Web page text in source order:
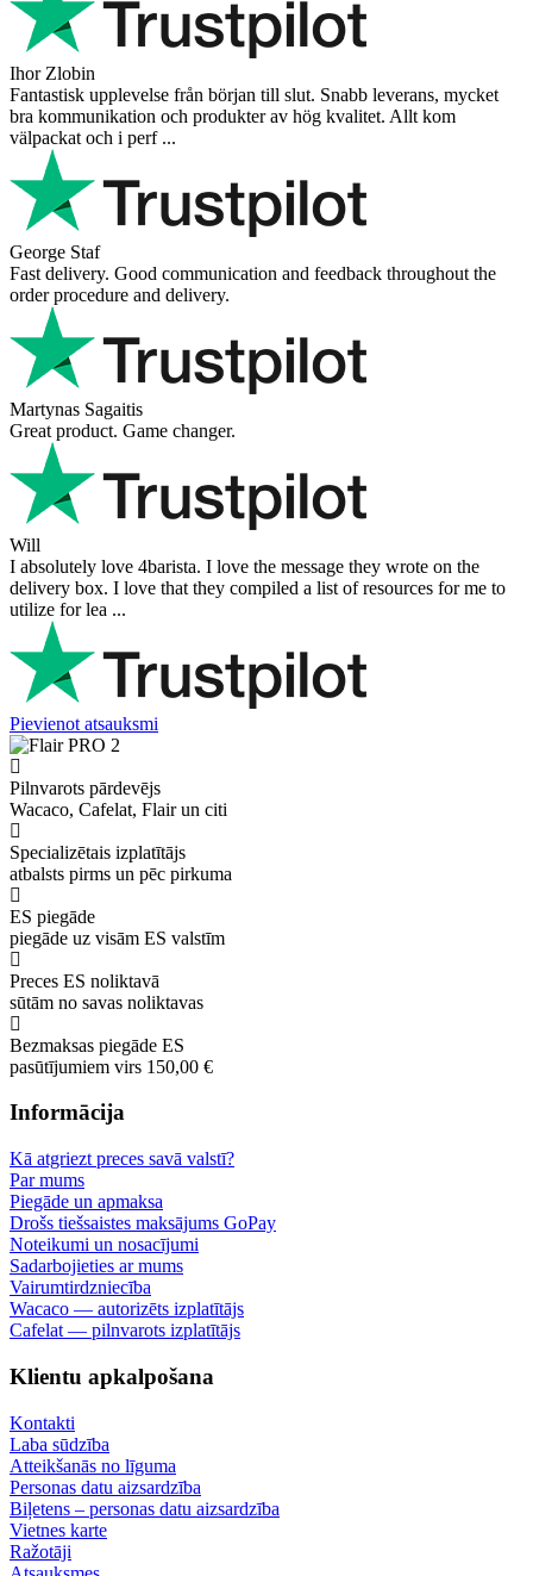
Ihor Zlobin
Fantastisk upplevelse från början till slut. Snabb leverans, mycket
bra kommunikation och produkter av hög kvalitet. Allt kom
välpackat och i perf ...
George Staf
Fast delivery. Good communication and feedback throughout the
order procedure and delivery.
Martynas Sagaitis
Great product. Game changer.
Will
I absolutely love 4barista. I love the message they wrote on the
delivery box. I love that they compiled a list of resources for me to
utilize for lea ...
Pievienot atsauksmi
Pilnvarots pārdevējs
Wacaco, Cafelat, Flair un citi
Specializētais izplatītājs
atbalsts pirms un pēc pirkuma
ES piegāde
piegāde uz visām ES valstīm
Preces ES noliktavā
sūtām no savas noliktavas
Bezmaksas piegāde ES
pasūtījumiem virs 150,00 €
Informācija
Kā atgriezt preces savā valstī?
Par mums
Piegāde un apmaksa
Drošs tiešsaistes maksājums GoPay
Noteikumi un nosacījumi
Sadarbojieties ar mums
Vairumtirdzniecība
Wacaco — autorizēts izplatītājs
Cafelat — pilnvarots izplatītājs
Klientu apkalpošana
Kontakti
Laba sūdzība
Atteikšanās no līguma
Personas datu aizsardzība
Biļetens – personas datu aizsardzība
Vietnes karte
Ražotāji